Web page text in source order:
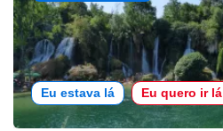
Eu estava lá Eu quero ir lá